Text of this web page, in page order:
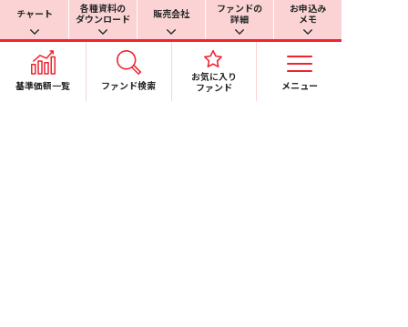
チャート
各種資料の
ダウンロード
販売会社
ファンドの
詳細
お申込み
メモ
基準価額一覧 ファンド検索
お気に入り
ファンド
メニュー
苦情処理措置および紛争解決措置について
基準価額の計算過誤等が一定の基準値を超える場合に
おける対応方針（マテリアリティポリシー）